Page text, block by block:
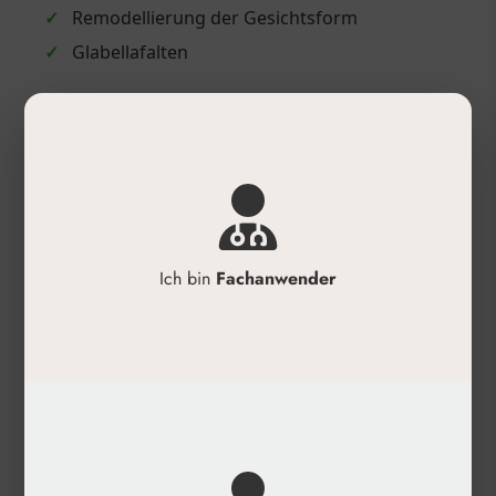
✓
Remodellierung der Gesichtsform
✓
Glabellafalten
Anwendung zur Volumenbildung und
Gesichtsmodellierung
Gezielte Applikation in Wangen, oberen
Wangen und zur Gesichtskonturierung
Produktreihe: TEOSYAL® RHA (Resilient
Ich bin Fachanwender